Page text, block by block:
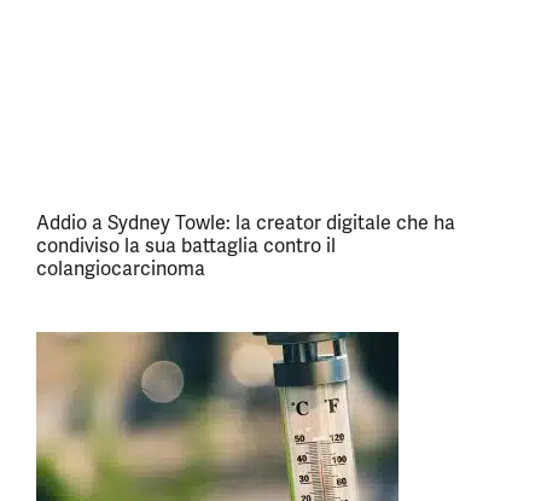
Addio a Sydney Towle: la creator digitale che ha
condiviso la sua battaglia contro il
colangiocarcinoma